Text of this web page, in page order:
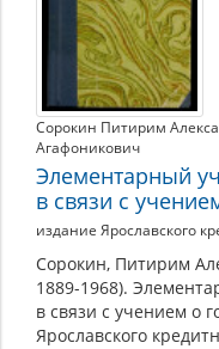
Сорокин Питирим
Агафоникович
Элементарный
в связи с
издание Ярославского
Сорокин, Питирим
1889-1968).
в связи с учением о
Ярославского